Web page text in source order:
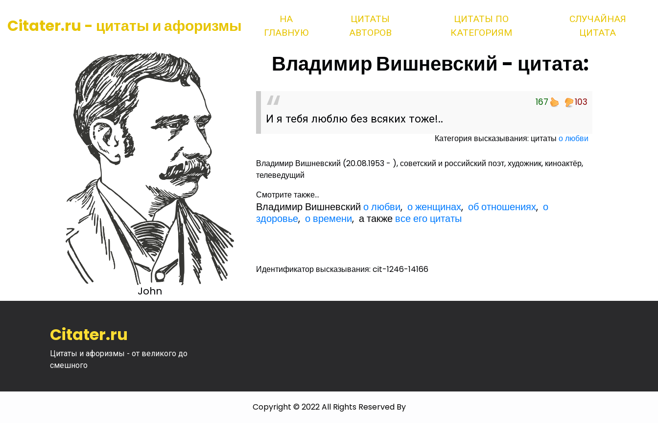
Citater.ru - цитаты и афоризмы
НА
ГЛАВНУЮ
ЦИТАТЫ
АВТОРОВ
ЦИТАТЫ ПО
КАТЕГОРИЯМ
СЛУЧАЙНАЯ
ЦИТАТА
John
Владимир Вишневский - цитата:
167 103
И я тебя люблю без всяких тоже!..
Категория высказывания: цитаты о любви
Владимир Вишневский (20.08.1953 - ), советский и российский поэт, художник, киноактёр,
телеведущий
Смотрите также...
Владимир Вишневскийо любви,о женщинах,об отношениях,о
здоровье,о времени, а также все его цитаты
Идентификатор высказывания: cit-1246-14166
Citater.ru
Цитаты и афоризмы - от великого до
смешного
Copyright © 2022 All Rights Reserved By